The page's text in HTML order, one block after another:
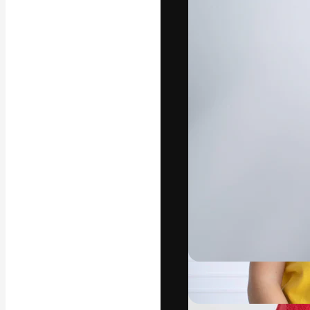
La plataforma
trabajo. Más
entre
Copyright © 2010-